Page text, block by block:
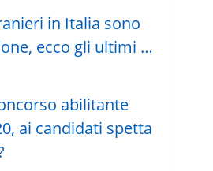
in Italia sono
ecco gli ultimi …